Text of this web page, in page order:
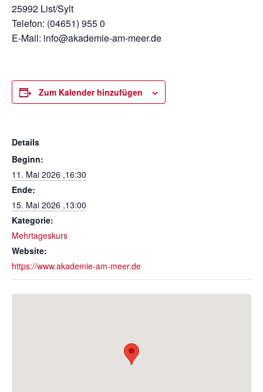
25992 List/Sylt
Telefon: (04651) 955 0
E-Mail: info@akademie-am-meer.de
Zum Kalender hinzufügen
Details
Beginn:
11. Mai 2026 ,16:30
Ende:
15. Mai 2026 ,13:00
Kategorie:
Mehrtageskurs
Website:
https://www.akademie-am-meer.de